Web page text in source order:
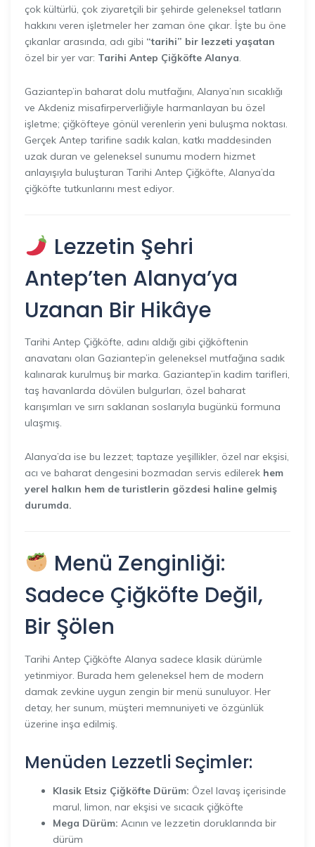
çok kültürlü, çok ziyaretçili bir şehirde geleneksel tatların
hakkını veren işletmeler her zaman öne çıkar. İşte bu öne
çıkanlar arasında, adı gibi “tarihi” bir lezzeti yaşatan
özel bir yer var: Tarihi Antep Çiğköfte Alanya
Gaziantep’in baharat dolu mutfağını, Alanya’nın sıcaklığı
ve Akdeniz misafirperverliğiyle harmanlayan bu özel
işletme; çiğköfteye gönül verenlerin yeni buluşma noktası.
Gerçek Antep tarifine sadık kalan, katkı maddesinden
uzak duran ve geleneksel sunumu modern hizmet
anlayışıyla buluşturan Tarihi Antep Çiğköfte, Alanya’da
çiğköfte tutkunlarını mest ediyor.
Lezzetin Şehri
Antep’ten Alanya’ya
Uzanan Bir Hikâye
Tarihi Antep Çiğköfte, adını aldığı gibi çiğköftenin
anavatanı olan Gaziantep’in geleneksel mutfağına sadık
kalınarak kurulmuş bir marka. Gaziantep’in kadim tarifleri,
taş havanlarda dövülen bulgurları, özel baharat
karışımları ve sırrı saklanan soslarıyla bugünkü formuna
ulaşmış.
Alanya’da ise bu lezzet; taptaze yeşillikler, özel nar ekşisi,
acı ve baharat dengesini bozmadan servis edilerek hem
yerel halkın hem de turistlerin gözdesi haline gelmiş
durumda.
Menü Zenginliği:
Sadece Çiğköfte Değil,
Bir Şölen
Tarihi Antep Çiğköfte Alanya sadece klasik dürümle
yetinmiyor. Burada hem geleneksel hem de modern
damak zevkine uygun zengin bir menü sunuluyor. Her
detay, her sunum, müşteri memnuniyeti ve özgünlük
üzerine inşa edilmiş.
Menüden Lezzetli Seçimler:
Klasik Etsiz Çiğköfte Dürüm: Özel lavaş içerisinde
marul, limon, nar ekşisi ve sıcacık çiğköfte
Mega Dürüm: Acının ve lezzetin doruklarında bir
dürüm